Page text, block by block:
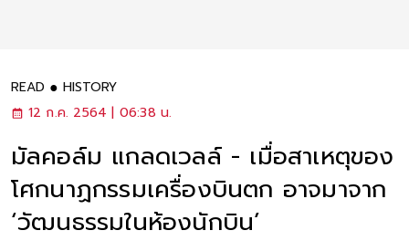
READ
HISTORY
12 ก.ค. 2564 | 06:38 น.
มัลคอล์ม แกลดเวลล์ - เมื่อสาเหตุของ
โศกนาฏกรรมเครื่องบินตก อาจมาจาก
‘วัฒนธรรมในห้องนักบิน’